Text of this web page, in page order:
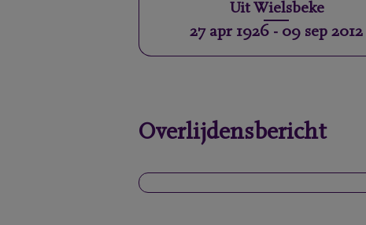
Uit Wielsbeke
27 apr 1926 - 09 sep 2012
Overlijdensbericht